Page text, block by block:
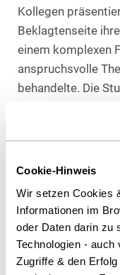
Cookie-Hinweis
Wir setzen Cookies
Informationen im
oder Daten darin zu
Technologien -
Zugriffe & den
Kollegen
Beklagtenseite
einem komplexen
anspruchsvolle
behandelte. Die
Teilnehmenden bei
Gelegenheit, sich
interessante
Wir sind stolz auf
freuen uns schon